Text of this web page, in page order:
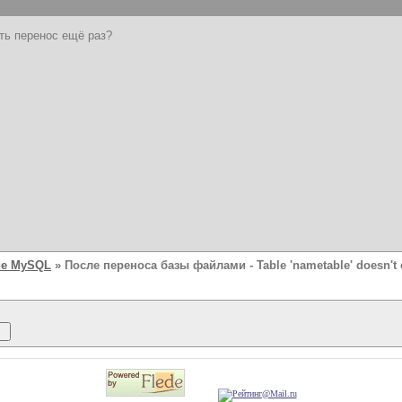
перенос ещё раз?
MySQL » После переноса базы файлами - Table 'nametable' doesn't